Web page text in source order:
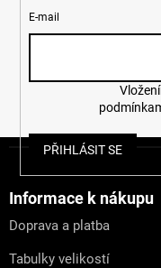
E-mail
PŘIHLÁSIT SE
Informace k nákupu
Doprava a platba
Tabulky velikostí